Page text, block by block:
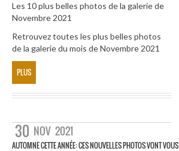
Les 10 plus belles photos de la galerie de
Novembre 2021
Retrouvez toutes les plus belles photos
de la galerie du mois de Novembre 2021
PLUS
30 NOV 2021
AUTOMNE CETTE ANNÉE: CES NOUVELLES PHOTOS VONT VOUS